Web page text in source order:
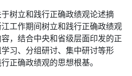
树立和践行正确政绩观论述摘
工作期间树立和践行正确政绩观
，结合中央和省级层面印发的正
习、分组研讨、集中研讨等形
正确政绩观的思想根基。